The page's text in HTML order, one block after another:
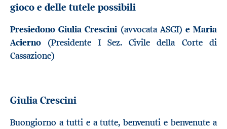
gioco e delle tutele possibili
Presiedono Giulia Crescini (avvocata ASGI) e Maria
Acierno (Presidente I Sez. Civile della Corte di
Cassazione)
Giulia Crescini
Buongiorno a tutti e a tutte, benvenuti e benvenute a